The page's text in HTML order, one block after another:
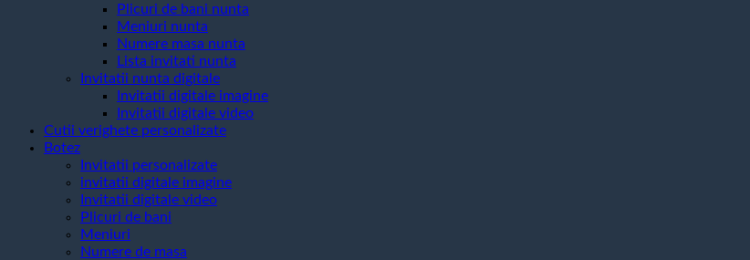
Plicuri de bani nunta
Meniuri nunta
Numere masa nunta
Lista invitati nunta
Invitatii nunta digitale
Invitatii digitale imagine
Invitatii digitale video
Cutii verighete personalizate
Botez
Invitatii personalizate
invitatii digitale imagine
Invitatii digitale video
Plicuri de bani
Meniuri
Numere de masa